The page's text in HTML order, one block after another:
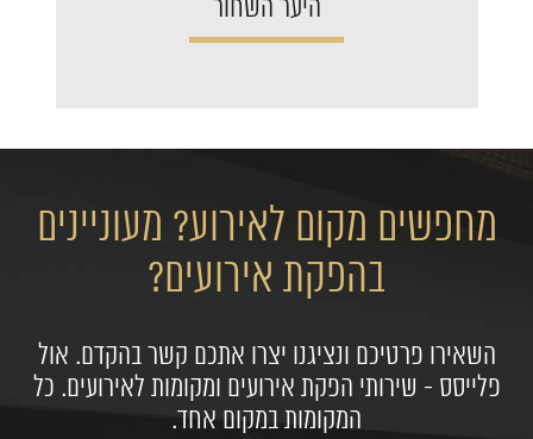
היער השחור
מחפשים מקום לאירוע? מעוניינים
בהפקת אירועים?
השאירו פרטיכם ונציגנו יצרו אתכם קשר בהקדם. אול
פלייסס - שירותי הפקת אירועים ומקומות לאירועים. כל
המקומות במקום אחד.